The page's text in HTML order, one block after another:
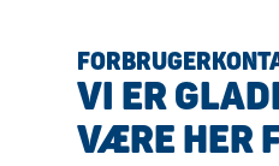
VI ER
VÆRE HER